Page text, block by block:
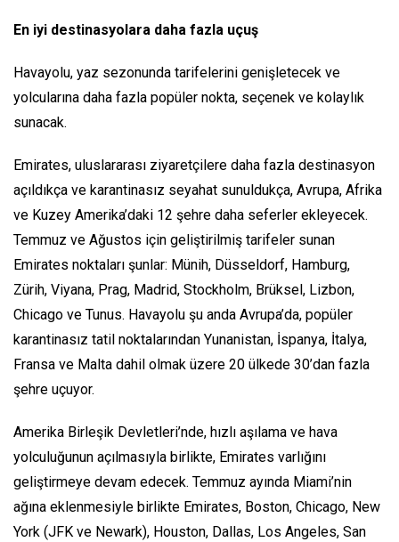
En iyi destinasyolara daha fazla uçuş
Havayolu, yaz sezonunda tarifelerini genişletecek ve
yolcularına daha fazla popüler nokta, seçenek ve kolaylık
sunacak.
Emirates, uluslararası ziyaretçilere daha fazla destinasyon
açıldıkça ve karantinasız seyahat sunuldukça, Avrupa, Afrika
ve Kuzey Amerika’daki 12 şehre daha seferler ekleyecek.
Temmuz ve Ağustos için geliştirilmiş tarifeler sunan
Emirates noktaları şunlar: Münih, Düsseldorf, Hamburg,
Zürih, Viyana, Prag, Madrid, Stockholm, Brüksel, Lizbon,
Chicago ve Tunus. Havayolu şu anda Avrupa’da, popüler
karantinasız tatil noktalarından Yunanistan, İspanya, İtalya,
Fransa ve Malta dahil olmak üzere 20 ülkede 30’dan fazla
şehre uçuyor.
Amerika Birleşik Devletleri’nde, hızlı aşılama ve hava
yolculuğunun açılmasıyla birlikte, Emirates varlığını
geliştirmeye devam edecek. Temmuz ayında Miami’nin
ağına eklenmesiyle birlikte Emirates, Boston, Chicago, New
York (JFK ve Newark), Houston, Dallas, Los Angeles, San